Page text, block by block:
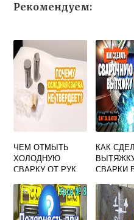
Рекомендуем:
ЧЕМ ОТМЫТЬ
ХОЛОДНУЮ
СВАРКУ ОТ РУК
КАК
СВАРКИ